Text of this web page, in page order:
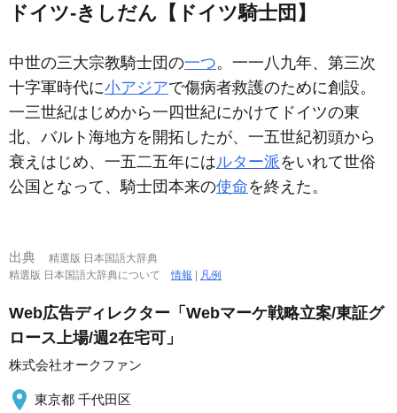
ドイツ‐きしだん【ドイツ騎士団】
中世の三大宗教騎士団の一つ。一一八九年、第三次
十字軍時代に小アジアで傷病者救護のために創設。
一三世紀はじめから一四世紀にかけてドイツの東
北、バルト海地方を開拓したが、一五世紀初頭から
衰えはじめ、一五二五年にはルター派をいれて世俗
公国となって、騎士団本来の使命を終えた。
出典
精選版 日本国語大辞典
精選版 日本国語大辞典について情報 | 凡例
Web広告ディレクター「Webマーケ戦略立案/東証グ
ロース上場/週2在宅可」
株式会社オークファン
東京都 千代田区